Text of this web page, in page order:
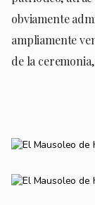
obviamente
ampliamente
de la